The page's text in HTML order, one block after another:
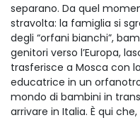
separano. Da quel
stravolta: la famiglia si
degli “orfani bianchi”,
genitori verso l’Europa,
trasferisce a Mosca con
educatrice in un
mondo di bambini in
arrivare in Italia. È qui